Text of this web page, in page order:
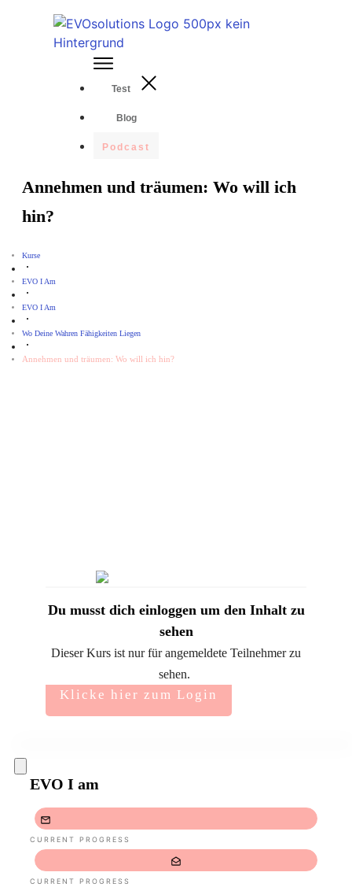
Test
Blog
Podcast
Annehmen und träumen: Wo will ich
hin?
Kurse
EVO I Am
EVO I Am
Wo Deine Wahren Fähigkeiten Liegen
Annehmen und träumen: Wo will ich hin?
Du musst dich einloggen um den Inhalt zu
sehen
Dieser Kurs ist nur für angemeldete Teilnehmer zu
sehen.
Klicke hier zum Login
EVO I am
CURRENT PROGRESS
CURRENT PROGRESS